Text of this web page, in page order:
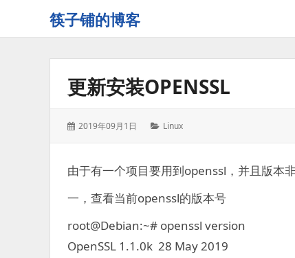
筷子铺的博客
录
更新安装OPENSSL
发
2019年09月1日
分
Linux
由于有一个项目要用到openssl，并且版本
一，查看当前openssl的版本号
root@Debian:~# openssl version
OpenSSL 1.1.0k 28 May 2019